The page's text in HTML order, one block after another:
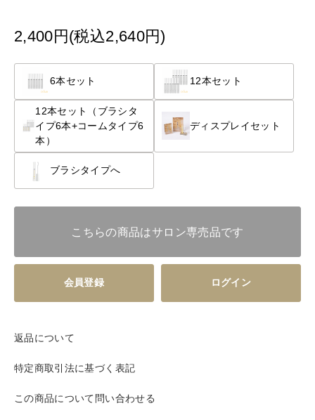
2,400円(税込2,640円)
6本セット 12本セット
12本セット（ブラシタ
イプ6本+コームタイプ6
本）
ディスプレイセット
ブラシタイプへ
こちらの商品はサロン専売品です
会員登録 ログイン
返品について
特定商取引法に基づく表記
この商品について問い合わせる